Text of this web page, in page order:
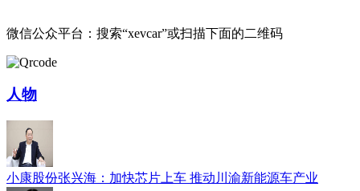
微信公众平台：搜索“xevcar”或扫描下面的二维码
人物
小康股份张兴海：加快芯片上车 推动川渝新能源车产业